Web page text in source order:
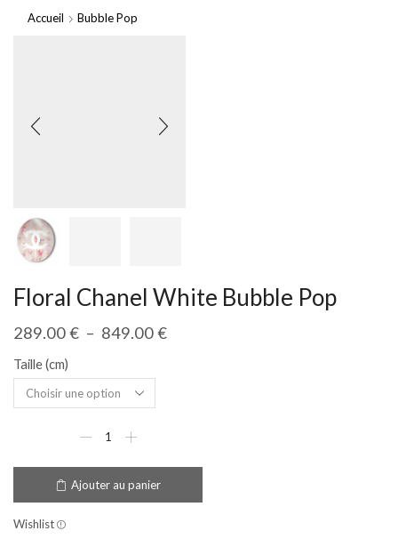
Accueil Bubble Pop
Floral Chanel White Bubble Pop
289.00€ – 849.00€
Taille (cm)
Ajouter au panier
Wishlist